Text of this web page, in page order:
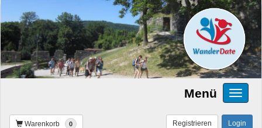
Menü
Warenkorb 0 Login
Registrieren